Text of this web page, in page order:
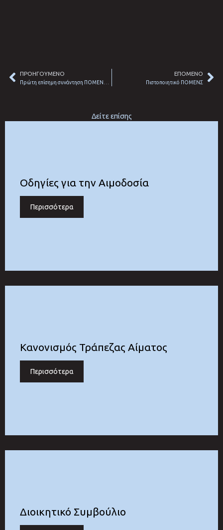
Prev
ΠΡΟΗΓΟΥΜΕΝΟ ΕΠΟΜΕΝΟ
Πιστοποιητικό ΠΟΜΕΝΣ
Δείτε επίσης
Οδηγίες για την Αιμοδοσία
Περισσότερα
Κανονισμός Τράπεζας Αίματος
Περισσότερα
Διοικητικό Συμβούλιο